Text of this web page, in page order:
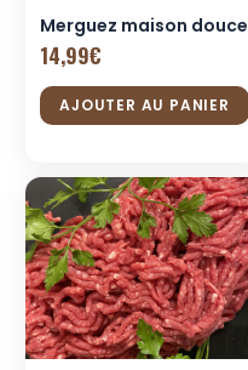
Merguez maison douce
14,99€
AJOUTER AU PANIER